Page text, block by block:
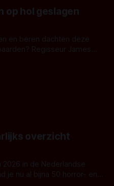
maar onheilspellends,
De Groen met ieder woord
op hol geslagen
en beren dachten deze
Regisseur James
overzicht
2026 in de Nederlandse
je nu al bijna 50 horror- en